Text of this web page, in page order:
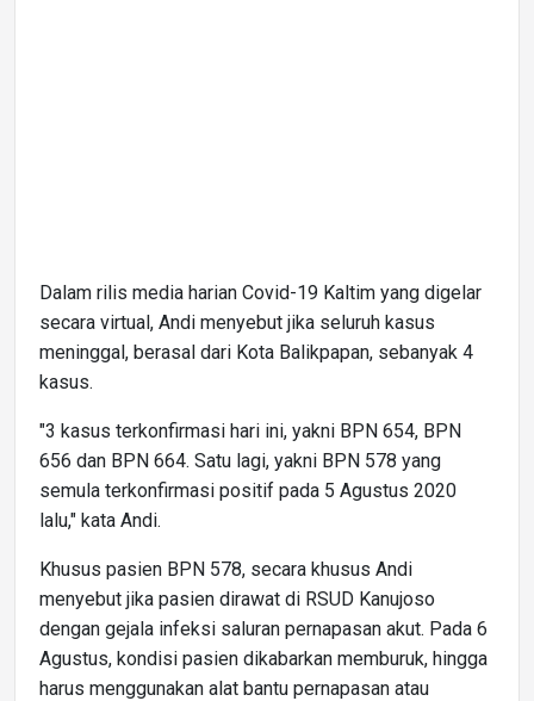
Dalam rilis media harian Covid-19 Kaltim yang digelar
secara virtual, Andi menyebut jika seluruh kasus
meninggal, berasal dari Kota Balikpapan, sebanyak 4
kasus.
"3 kasus terkonfirmasi hari ini, yakni BPN 654, BPN
656 dan BPN 664. Satu lagi, yakni BPN 578 yang
semula terkonfirmasi positif pada 5 Agustus 2020
lalu," kata Andi.
Khusus pasien BPN 578, secara khusus Andi
menyebut jika pasien dirawat di RSUD Kanujoso
dengan gejala infeksi saluran pernapasan akut. Pada 6
Agustus, kondisi pasien dikabarkan memburuk, hingga
harus menggunakan alat bantu pernapasan atau